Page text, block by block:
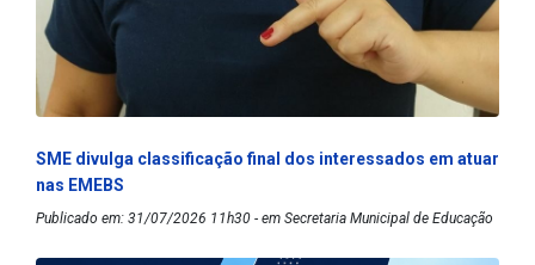
SME divulga classificação final dos interessados em atuar
nas EMEBS
Publicado em: 31/07/2026 11h30 - em Secretaria Municipal de Educação